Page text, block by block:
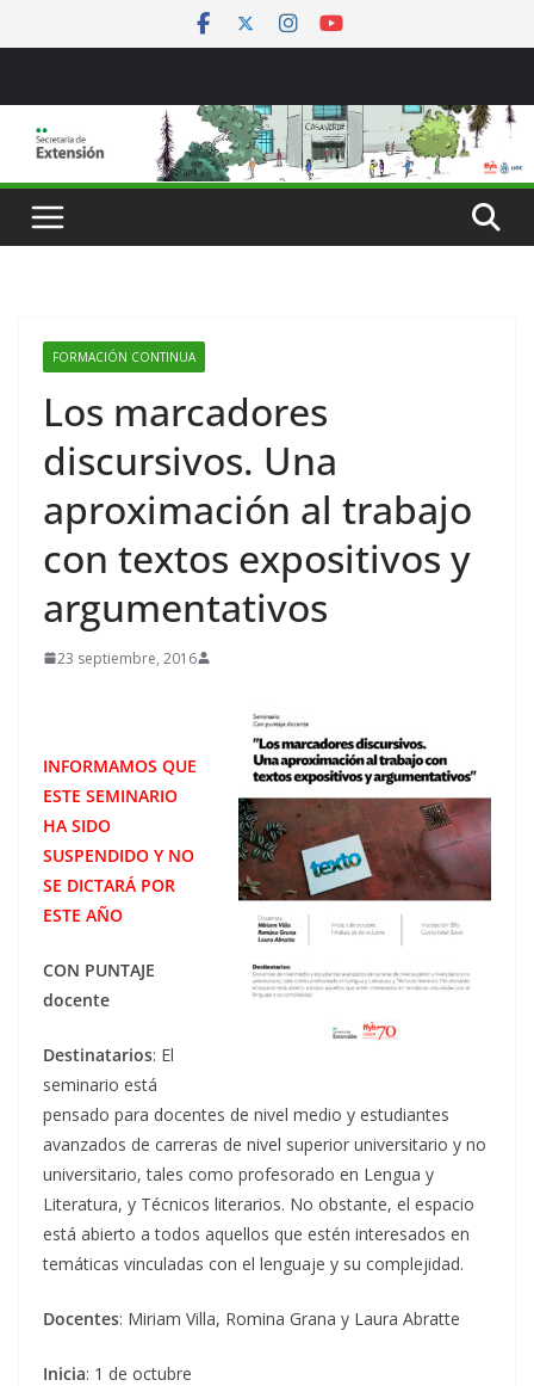
al
FORMACIÓN CONTINUA
Los marcadores
discursivos. Una
aproximación al trabajo
con textos expositivos y
argumentativos
23 septiembre, 2016
INFORMAMOS QUE
ESTE SEMINARIO
HA SIDO
SUSPENDIDO Y NO
SE DICTARÁ POR
ESTE AÑO
CON PUNTAJE
docente
Destinatarios: El
seminario está
pensado para docentes de nivel medio y estudiantes
avanzados de carreras de nivel superior universitario y no
universitario, tales como profesorado en Lengua y
Literatura, y Técnicos literarios. No obstante, el espacio
está abierto a todos aquellos que estén interesados en
temáticas vinculadas con el lenguaje y su complejidad.
Docentes: Miriam Villa, Romina Grana y Laura Abratte
Inicia: 1 de octubre